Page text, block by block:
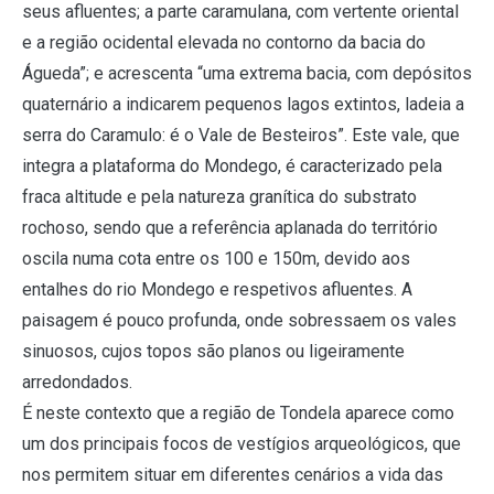
seus afluentes; a parte caramulana, com vertente oriental
e a região ocidental elevada no contorno da bacia do
Águeda”; e acrescenta “uma extrema bacia, com depósitos
quaternário a indicarem pequenos lagos extintos, ladeia a
serra do Caramulo: é o Vale de Besteiros”. Este vale, que
integra a plataforma do Mondego, é caracterizado pela
fraca altitude e pela natureza granítica do substrato
rochoso, sendo que a referência aplanada do território
oscila numa cota entre os 100 e 150m, devido aos
entalhes do rio Mondego e respetivos afluentes. A
paisagem é pouco profunda, onde sobressaem os vales
sinuosos, cujos topos são planos ou ligeiramente
arredondados.
É neste contexto que a região de Tondela aparece como
um dos principais focos de vestígios arqueológicos, que
nos permitem situar em diferentes cenários a vida das